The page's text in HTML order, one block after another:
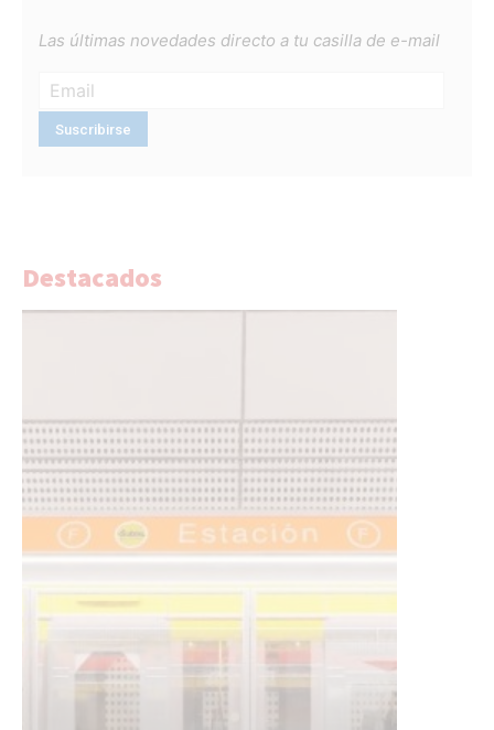
Las últimas novedades directo a tu casilla de e-mail
Destacados